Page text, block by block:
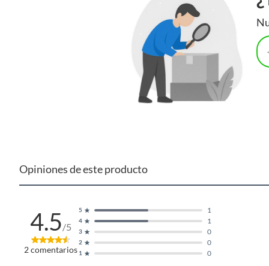
Opiniones de este producto
4.5/5
2comentarios 1 0
2 0
3 0
4 1
5 1